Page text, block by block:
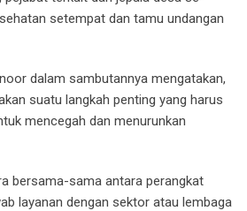
setempat dan tamu undangan
dalam sambutannya mengatakan,
suatu langkah penting yang harus
mencegah dan menurunkan
bersama-sama antara perangkat
layanan dengan sektor atau lembaga